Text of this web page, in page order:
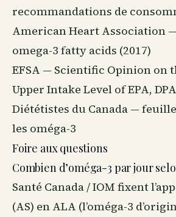
recommandations de
American Heart Association
omega-3 fatty acids (2017)
EFSA — Scientific Opinion on
Upper Intake Level of EPA,
Diététistes du Canada —
les oméga-3
Foire aux questions
Combien d’oméga-3 par jour
Santé Canada / IOM fixent
(AS) en ALA (l’oméga-3